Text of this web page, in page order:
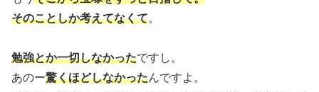
そのことしか考えてなくて。
勉強とか一切しなかったですし。
あのー驚くほどしなかったんですよ。